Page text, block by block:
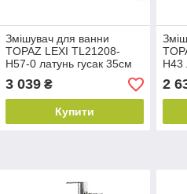
Змішувач для ванни
TOPAZ LEXI TL21208-
H57-0 латунь гусак 35см
3 039₴
Купити
H43
2